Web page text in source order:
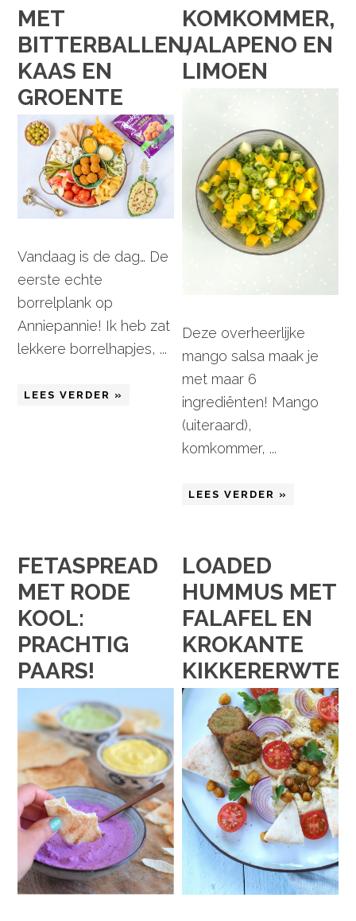
MET
BITTERBALLEN,
KAAS EN
GROENTE
Vandaag is de dag… De
eerste echte
borrelplank op
Anniepannie! Ik heb zat
lekkere borrelhapjes, ...
LEES VERDER »
KOMKOMMER,
JALAPENO EN
LIMOEN
Deze overheerlijke
mango salsa maak je
met maar 6
ingrediënten! Mango
(uiteraard),
komkommer, ...
LEES VERDER »
FETASPREAD
MET RODE
KOOL:
PRACHTIG
PAARS!
LOADED
HUMMUS MET
FALAFEL EN
KROKANTE